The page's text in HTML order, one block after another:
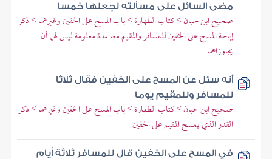
مضى السائل على مسألته لجعلها خمسا
صحيح ابن حبان > كتاب الطهارة > باب المسح على الخفين وغيرهما > ذكر
إباحة المسح على الخفين للمسافر والمقيم معا مدة معلومة ليس لهما أن
يجاوزاهما
أنه سئل عن المسح على الخفين فقال ثلاثا
للمسافر وللمقيم يوما
صحيح ابن حبان > كتاب الطهارة > باب المسح على الخفين وغيرهما > ذكر
القدر الذي يمسح المقيم على الخفين
في المسح على الخفين قال للمسافر ثلاثة أيام